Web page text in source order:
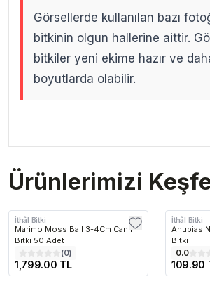
Görsellerde kullanılan bazı
bitkinin olgun hallerine aittir.
bitkiler yeni ekime hazır ve
boyutlarda olabilir.
Ürünlerimizi
İthâl Bitki
Marimo Moss Ball 3-4Cm Canlı
Bitki 50 Adet
(0)
1,799.00 TL
İthâl Bitki
Anubias
Bitki
0.0
109.90